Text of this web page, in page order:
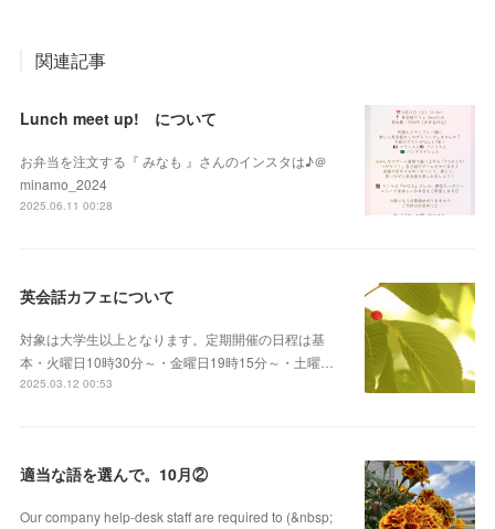
関連記事
Lunch meet up! について
お弁当を注文する『 みなも 』さんのインスタは♪＠
minamo_2024
2025.06.11 00:28
英会話カフェについて
対象は大学生以上となります。定期開催の日程は基
本・火曜日10時30分～・金曜日19時15分～・土曜…
2025.03.12 00:53
適当な語を選んで。10月②
Our company help-desk staff are required to (&nbsp;